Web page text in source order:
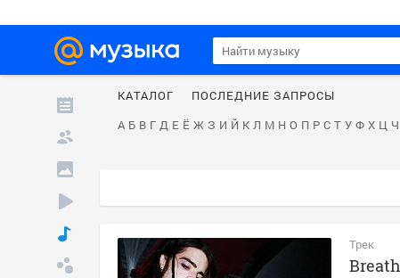
КАТАЛОГ
ПОСЛЕДНИЕ ЗАПРОСЫ
А Б В Г Д Е Ё Ж З И Й К Л М Н О П Р С Т У Ф Х Ц Ч
Трек